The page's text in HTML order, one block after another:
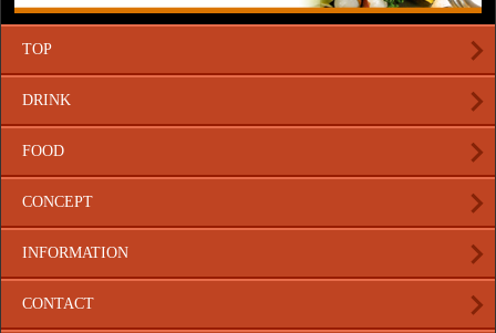
TOP
DRINK
FOOD
CONCEPT
INFORMATION
CONTACT